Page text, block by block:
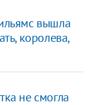
вышла
королева,
не смогла